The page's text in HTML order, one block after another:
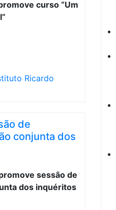
Ricardo
de
conjunta dos